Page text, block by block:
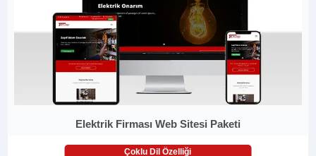
Elektrik Firması Web Sitesi Paketi
Çoklu Dil Özelliği